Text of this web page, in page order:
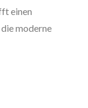
einen
moderne